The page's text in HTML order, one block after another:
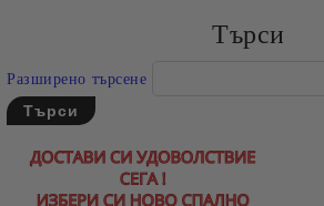
Търси
Разширено търсене